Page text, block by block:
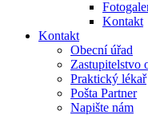
Kontakt
Kontakt
Obecní úřad
Zastupitelstvo
Praktický lékař
Pošta Partner
Napište nám